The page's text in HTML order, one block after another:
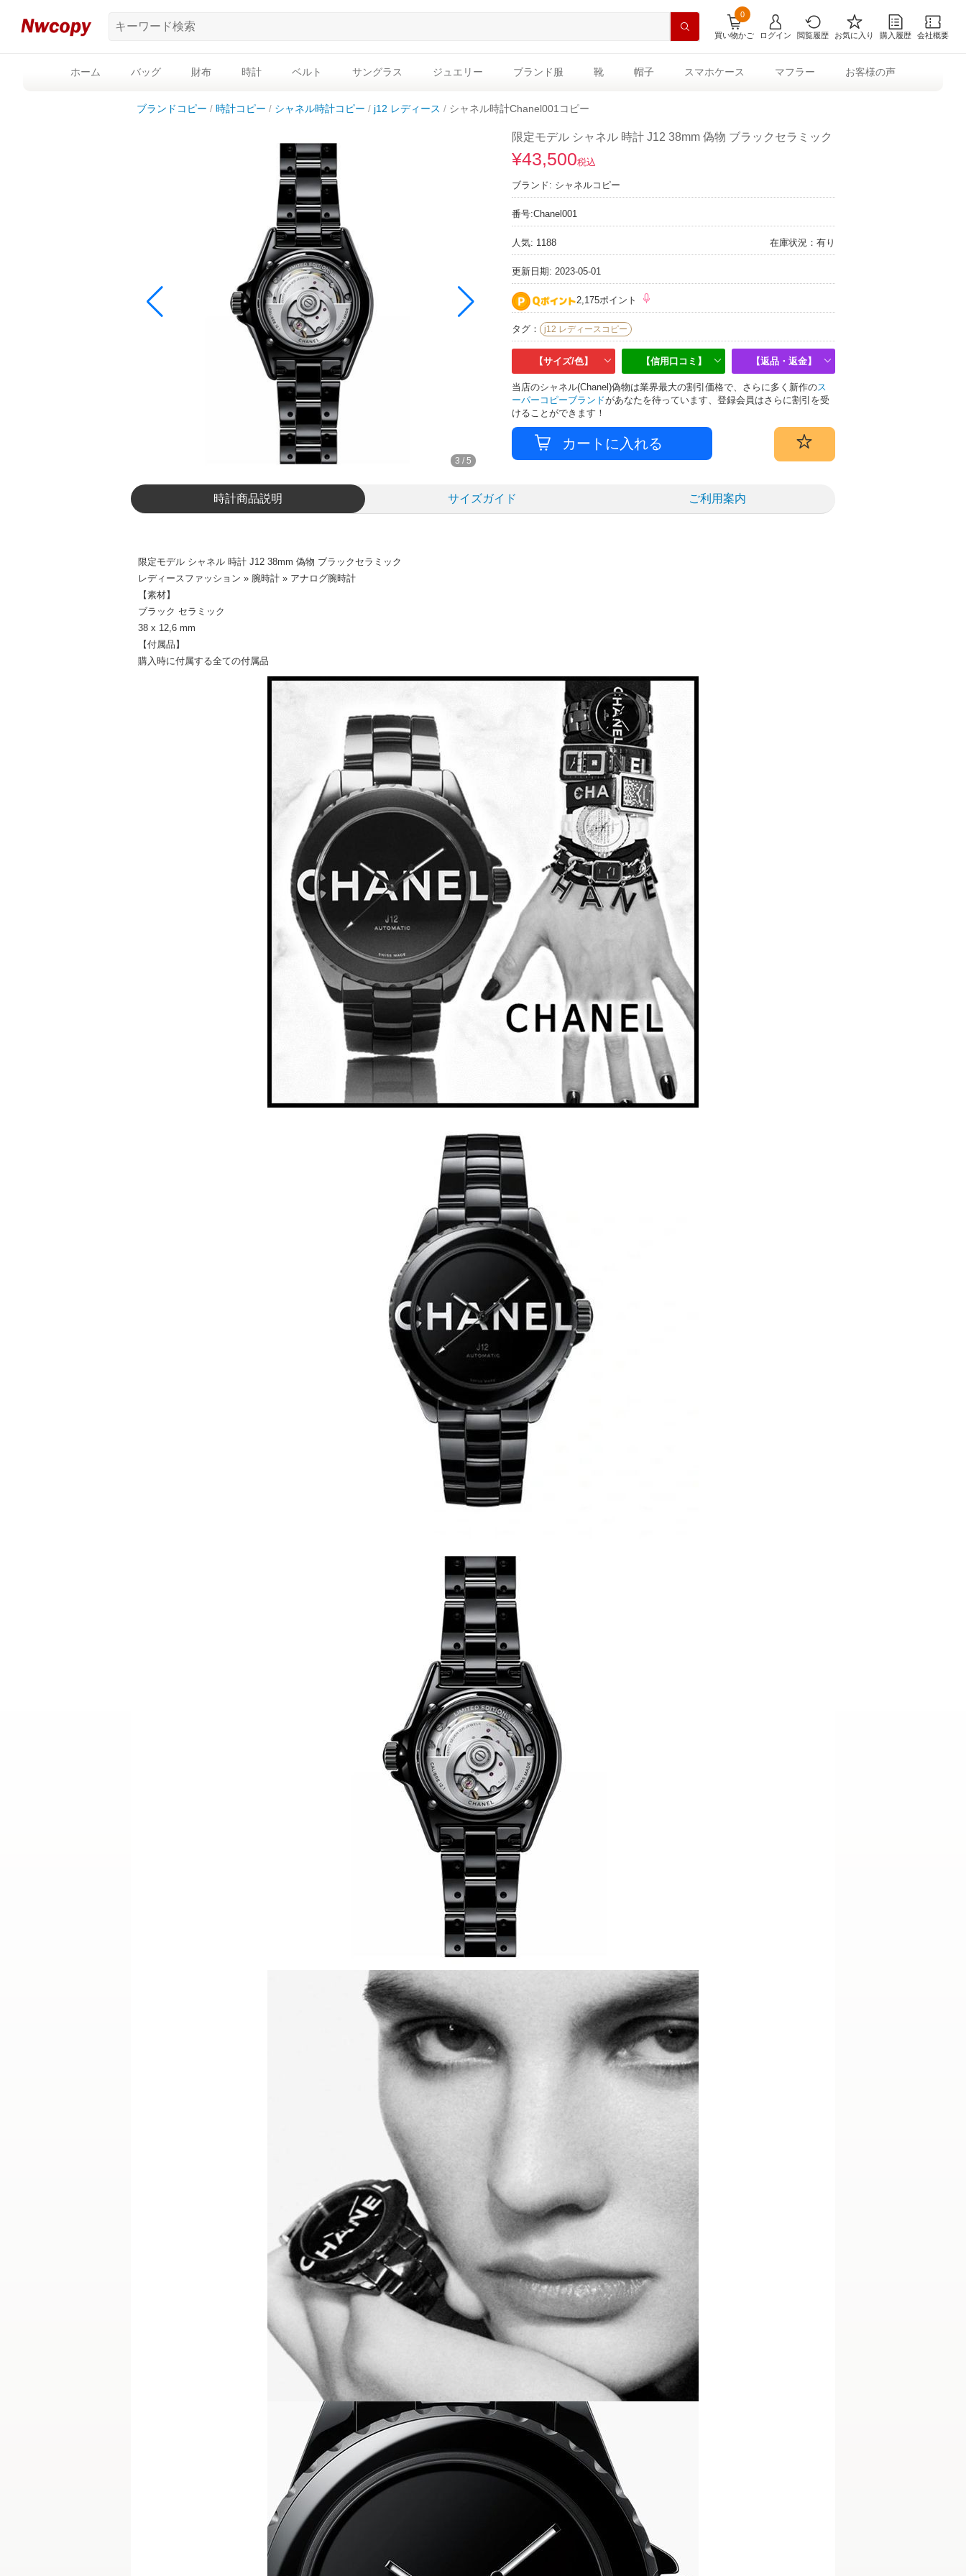
買い物かご
0
ログイン 閲覧履歴 お気に入り 購入履歴 会社概要
ホーム バッグ 財布 時計 ベルト サングラス ジュエリー ブランド服 靴 帽子 スマホケース マフラー お客様の声
ブランドコピー 時計コピー シャネル時計コピー j12 レディース シャネル時計Chanel001コピー
4 / 5
限定モデル シャネル 時計 J12 38mm 偽物 ブラックセラミック
¥43,500税込
ブランド: シャネルコピー
番号:Chanel001
人気: 1188 在庫状況：有り
更新日期: 2023-05-01
2,175ポイント
タグ： j12 レディースコピー
【サイズ/色】 【信用口コミ】 【返品・返金】
当店のシャネル(Chanel)偽物は業界最大の割引価格で、さらに多く新作のス
ーパーコピーブランドがあなたを待っています、登録会員はさらに割引を受
けることができます！
時計商品説明 サイズガイド ご利用案内
限定モデル シャネル 時計 J12 38mm 偽物 ブラックセラミック
レディースファッション » 腕時計 » アナログ腕時計
【素材】
ブラック セラミック
38 x 12,6 mm
【付属品】
購入時に付属する全ての付属品